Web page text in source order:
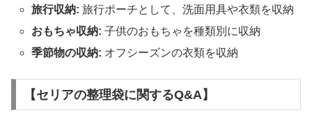
旅行収納: 旅行ポーチとして、洗面用具や衣類を収納
おもちゃ収納: 子供のおもちゃを種類別に収納
季節物の収納: オフシーズンの衣類を収納
【セリアの整理袋に関するQ&A】